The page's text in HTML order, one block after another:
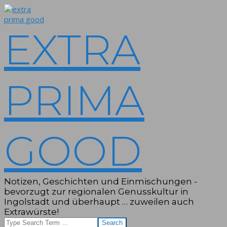
Skip
to
EXTRA
PRIMA
GOOD
Notizen, Geschichten und Einmischungen -
bevorzugt zur regionalen Genusskultur in
Ingolstadt und überhaupt … zuweilen auch
Extrawürste!
Search